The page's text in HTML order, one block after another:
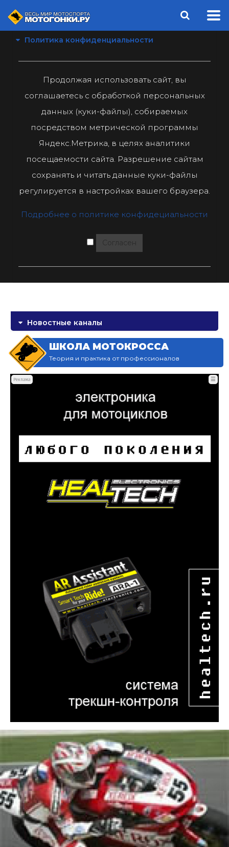
Политика конфиденциальности
Продолжая использовать сайт, вы
соглашаетесь с обработкой персональных
данных (куки-файлы), собираемых
посредством метрической программы
Яндекс.Метрика, в целях аналитики
посещаемости сайта. Разрешение сайтам
сохранять и читать данные куки-файлы
регулируется в настройках вашего браузера.
Подробнее о политике конфидециальности
Согласен
Новостные каналы
ШКОЛА МОТОКРОССА
Теория и практика от профессионалов
Реклама ☰